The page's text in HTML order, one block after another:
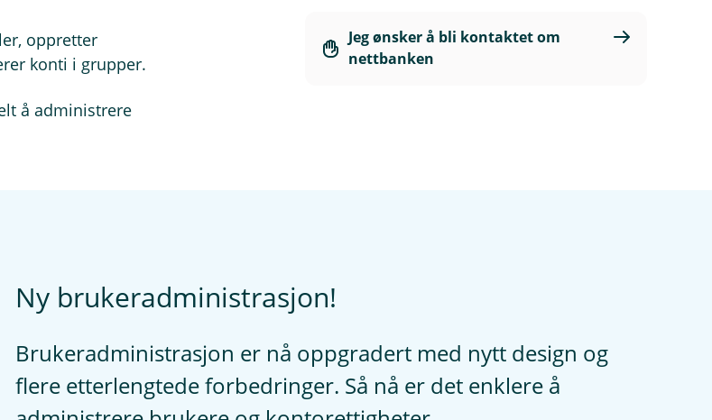
oppretter
konti i grupper.
å administrere
Jeg ønsker å bli kontaktet om
nettbanken
Ny brukeradministrasjon!
Brukeradministrasjon er nå oppgradert med nytt design og
flere etterlengtede forbedringer. Så nå er det enklere å